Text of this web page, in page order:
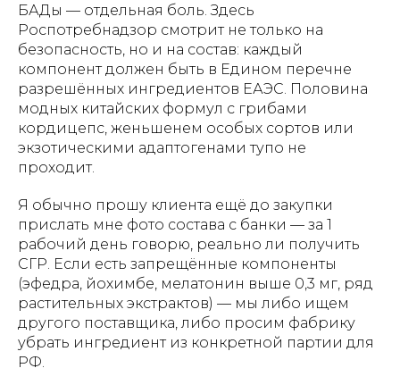
БАДы — отдельная боль. Здесь
Роспотребнадзор смотрит не только на
безопасность, но и на состав: каждый
компонент должен быть в Едином перечне
разрешённых ингредиентов ЕАЭС. Половина
модных китайских формул с грибами
кордицепс, женьшенем особых сортов или
экзотическими адаптогенами тупо не
проходит.
Я обычно прошу клиента ещё до закупки
прислать мне фото состава с банки — за 1
рабочий день говорю, реально ли получить
СГР. Если есть запрещённые компоненты
(эфедра, йохимбе, мелатонин выше 0,3 мг, ряд
растительных экстрактов) — мы либо ищем
другого поставщика, либо просим фабрику
убрать ингредиент из конкретной партии для
РФ.